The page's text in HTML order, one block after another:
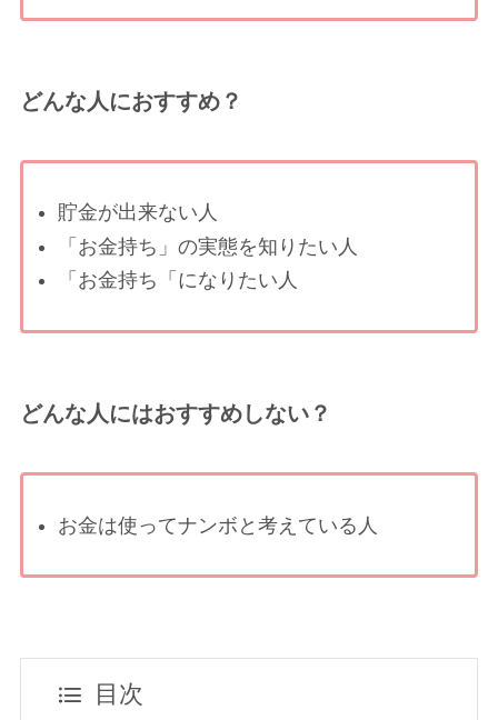
どんな人におすすめ？
貯金が出来ない人
「お金持ち」の実態を知りたい人
「お金持ち「になりたい人
どんな人にはおすすめしない？
お金は使ってナンボと考えている人
目次